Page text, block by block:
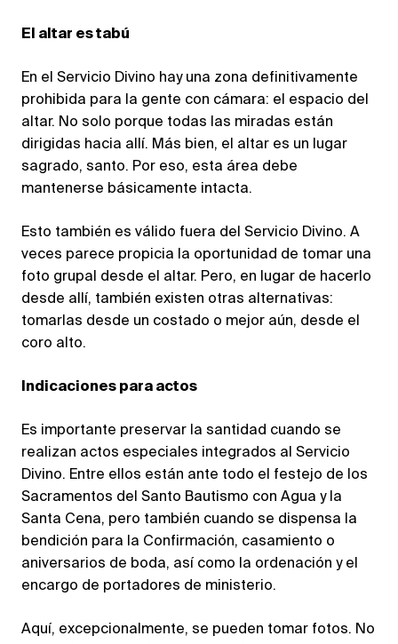
El altar es tabú
En el Servicio Divino hay una zona definitivamente
prohibida para la gente con cámara: el espacio del
altar. No solo porque todas las miradas están
dirigidas hacia allí. Más bien, el altar es un lugar
sagrado, santo. Por eso, esta área debe
mantenerse básicamente intacta.
Esto también es válido fuera del Servicio Divino. A
veces parece propicia la oportunidad de tomar una
foto grupal desde el altar. Pero, en lugar de hacerlo
desde allí, también existen otras alternativas:
tomarlas desde un costado o mejor aún, desde el
coro alto.
Indicaciones para actos
Es importante preservar la santidad cuando se
realizan actos especiales integrados al Servicio
Divino. Entre ellos están ante todo el festejo de los
Sacramentos del Santo Bautismo con Agua y la
Santa Cena, pero también cuando se dispensa la
bendición para la Confirmación, casamiento o
aniversarios de boda, así como la ordenación y el
encargo de portadores de ministerio.
Aquí, excepcionalmente, se pueden tomar fotos. No